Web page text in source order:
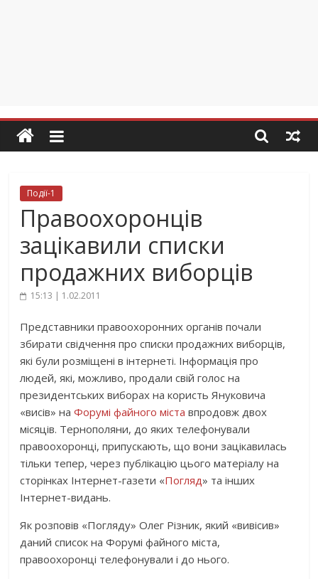
Події-1
Правоохоронців
зацікавили списки
продажних виборців
15:13 | 1.02.2011
Представники правоохоронних органів почали
збирати свідчення про списки продажних виборців,
які були розміщені в інтернеті. Інформація про
людей, які, можливо, продали свій голос на
президентських виборах на користь Януковича
«висів» наФорумі файного міста впродовж двох
місяців. Тернополяни, до яких телефонували
правоохоронці, припускають, що вони зацікавилась
тільки тепер, через публікацію цього матеріалу на
сторінках Інтернет-газети «Погляд» та інших
Інтернет-видань.
Як розповів «Погляду» Олег Різник, який «вивісив»
даний список на Форумі файного міста,
правоохоронці телефонували і до нього.